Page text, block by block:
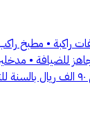
في حي الاحمدية تتكون